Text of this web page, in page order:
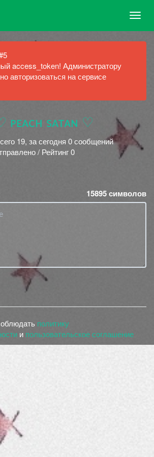
access_token! Администратору
авторизоваться на сервисе
ᴘᴇᴀᴄʜ sᴀᴛᴀɴ ♡
19, за сегодня 0 сообщений
/ Рейтинг 0
15895символов
политику
и пользовательское соглашение